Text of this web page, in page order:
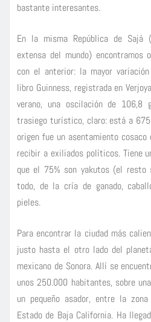
bastante interesantes.
En la misma República de
extensa del mundo) encontramos
con el anterior: la mayor
libro Guinness, registrada en
verano, una oscilación de 106,8
trasiego turístico, claro: está a
origen fue un asentamiento
recibir a exiliados políticos. Tiene
que el 75% son yakutos (el resto
todo, de la cría de ganado,
pieles.
Para encontrar la ciudad más
justo hasta el otro lado del
mexicano de Sonora. Allí se
unos 250.000 habitantes, sobre
un pequeño asador, entre la
Estado de Baja California. Ha